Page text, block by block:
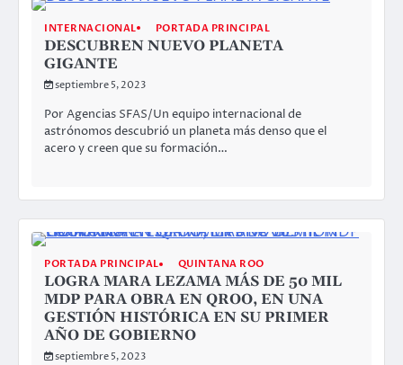
INTERNACIONAL PORTADA PRINCIPAL
DESCUBREN NUEVO PLANETA
GIGANTE
septiembre 5, 2023
Por Agencias SFAS/Un equipo internacional de
astrónomos descubrió un planeta más denso que el
acero y creen que su formación…
PORTADA PRINCIPAL QUINTANA ROO
LOGRA MARA LEZAMA MÁS DE 50 MIL
MDP PARA OBRA EN QROO, EN UNA
GESTIÓN HISTÓRICA EN SU PRIMER
AÑO DE GOBIERNO
septiembre 5, 2023